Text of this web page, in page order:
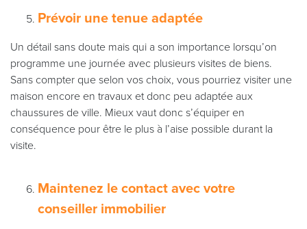
Prévoir une tenue adaptée
Un détail sans doute mais qui a son importance lorsqu’on
programme une journée avec plusieurs visites de biens.
Sans compter que selon vos choix, vous pourriez visiter une
maison encore en travaux et donc peu adaptée aux
chaussures de ville. Mieux vaut donc s’équiper en
conséquence pour être le plus à l’aise possible durant la
visite.
Maintenez le contact avec votre
conseiller immobilier